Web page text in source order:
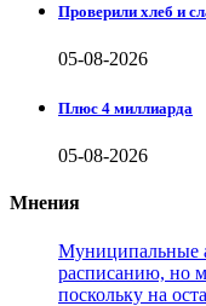
Проверили хлеб и
05-08-2026
Плюс 4 миллиарда
05-08-2026
Мнения
Муниципальные
расписанию, но
поскольку на